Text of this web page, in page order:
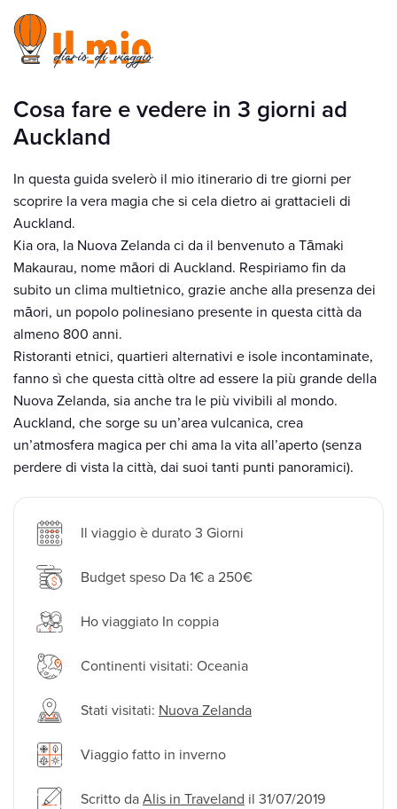
Cosa fare e vedere in 3 giorni ad
Auckland
In questa guida svelerò il mio itinerario di tre giorni per
scoprire la vera magia che si cela dietro ai grattacieli di
Auckland.
Kia ora, la Nuova Zelanda ci da il benvenuto a Tāmaki
Makaurau, nome māori di Auckland. Respiriamo fin da
subito un clima multietnico, grazie anche alla presenza dei
māori, un popolo polinesiano presente in questa città da
almeno 800 anni.
Ristoranti etnici, quartieri alternativi e isole incontaminate,
fanno sì che questa città oltre ad essere la più grande della
Nuova Zelanda, sia anche tra le più vivibili al mondo.
Auckland, che sorge su un’area vulcanica, crea
un’atmosfera magica per chi ama la vita all’aperto (senza
perdere di vista la città, dai suoi tanti punti panoramici).
Il viaggio è durato 3 Giorni
Budget speso Da 1€ a 250€
Ho viaggiato In coppia
Continenti visitati: Oceania
Stati visitati: Nuova Zelanda
Viaggio fatto in inverno
Scritto da Alis in Traveland il 31/07/2019